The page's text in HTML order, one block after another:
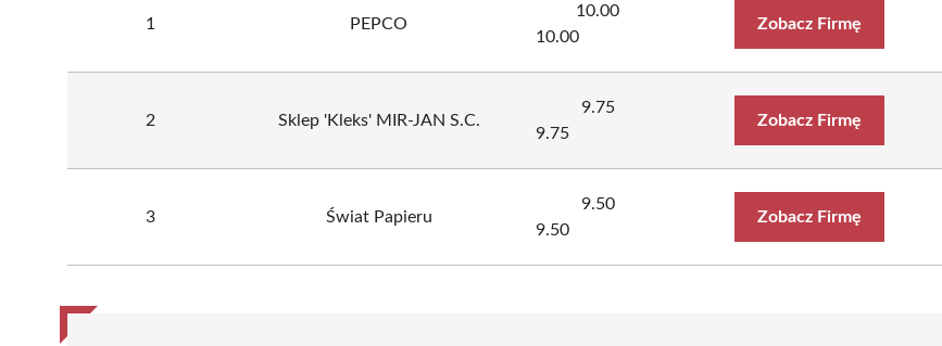
1 PEPCO
10.00
10.00
Zobacz Firmę
2 Sklep 'Kleks' MIR-JAN S.C.
9.75
9.75
Zobacz Firmę
3 Świat Papieru
9.50
9.50
Zobacz Firmę